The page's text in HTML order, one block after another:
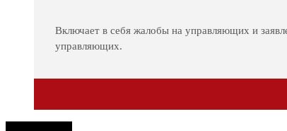
Включает в себя жалобы на управляющих и
управляющих.